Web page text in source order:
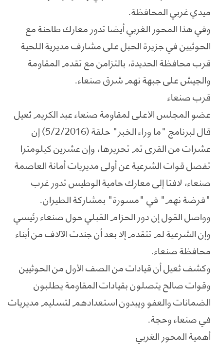
ميدي غربي المحافظة.
وفي هذا المحور الغربي أيضا تدور معارك طاحنة مع
الحوثيين في جزيرة الحبل على مشارف مديرية اللحية
قرب محافظة الحديدة، بالتزامن مع تقدم المقاومة
والجيش على جبهة نهم شرق صنعاء.
قرب صنعاء
عضو المجلس الأعلى لمقاومة صنعاء عبد الكريم ثعيل
قال لبرنامج "ما وراء الخبر" حلقة (5/2/2016) إن
عشرات من القرى تم تحريرها، وإن عشرين كيلومترا
تفصل قوات الشرعية عن أولى مديريات أمانة العاصمة
صنعاء، لافتا إلى معارك حامية الوطيس تدور غرب
"فرضة نهم" في "مسورة" بمشاركة الطيران.
وواصل القول إن دور الحزام القبلي حول صنعاء رئيسي
وإن الشرعية لم تتقدم إلا بعد أن جندت الآلاف من أبناء
محافظة صنعاء.
وكشف ثعيل أن قيادات من الصف الأول من الحوثيين
وقوات صالح يتصلون بقيادات المقاومة يطلبون
الضمانات والعفو ويبدون استعدادهم لتسليم مديريات
في صنعاء وحجة.
أهمية المحور الغربي